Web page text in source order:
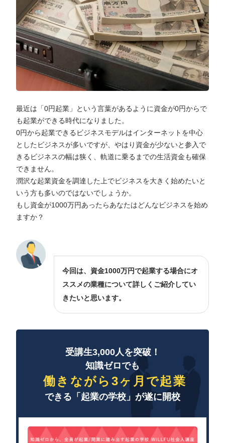
最近は「0円起業」という言葉があるように資金が0円からで
も起業ができる時代になりました。
0円から起業できるビジネスモデルはインターネットを中心
としたビジネスが多いですが、やはり資金が少ないと参入で
きるビジネスの幅は狭く、軌道に乗るまでの生活資金も確保
できません。
潤沢な起業資金を調達した上でビジネスを大きく始めたいと
いう方も多いのではないでしょうか。
もし資金が1000万円あったらあなたはどんなビジネスを始め
ますか？
今回は、資金1000万円で起業する場合にオ
ススメの業種について詳しくご紹介してい
きたいと思います。
受講生3,000人を突破！
知識ゼロでも
働きながら3ヶ月で起業
できる「起業の学校」が遂に開校